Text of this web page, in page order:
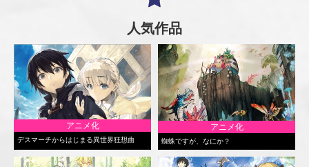
人気作品
アニメ化
デスマーチからはじまる異世界狂想曲
アニメ化
蜘蛛ですが、なにか？